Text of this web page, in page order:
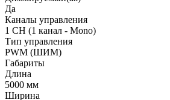
Да
Каналы управления
1 CH (1 канал - Mono)
Тип управления
PWM (ШИМ)
Габариты
Длина
5000 мм
Ширина